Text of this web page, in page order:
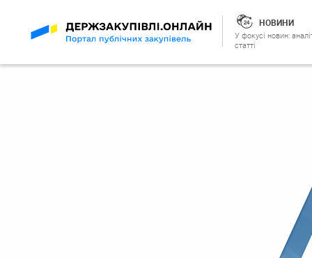
НОВИНИ
У фокусі новин:
статті